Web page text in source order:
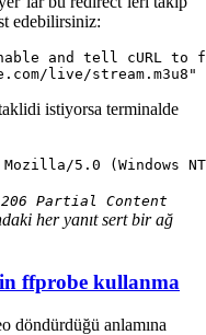
edebilirsiniz:
and tell cURL
live/stream.m3u8"
istiyorsa terminalde
5.0 (Windows
206 Partial Content
her yanıt sert bir ağ
ffprobe kullanma
döndürdüğü anlamına